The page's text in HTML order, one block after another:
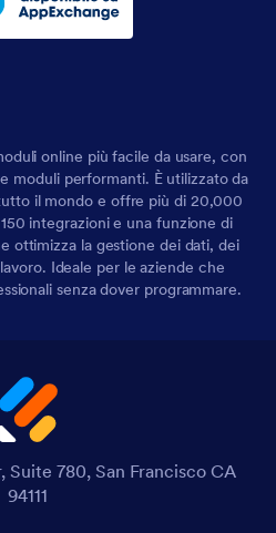
online più facile da usare, con
moduli performanti. È utilizzato da
il mondo e offre più di 20,000
integrazioni e una funzione di
ottimizza la gestione dei dati, dei
Ideale per le aziende che
senza dover programmare.
Suite 780, San Francisco CA
94111